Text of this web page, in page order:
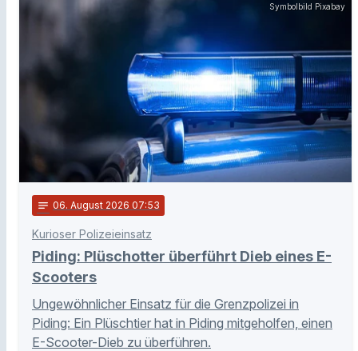
Symbolbild Pixabay
notes 06. August 2026 07:53
Kurioser Polizeieinsatz
Piding: Plüschotter überführt Dieb eines E-
Scooters
Ungewöhnlicher Einsatz für die Grenzpolizei in
Piding: Ein Plüschtier hat in Piding mitgeholfen, einen
E-Scooter-Dieb zu überführen.